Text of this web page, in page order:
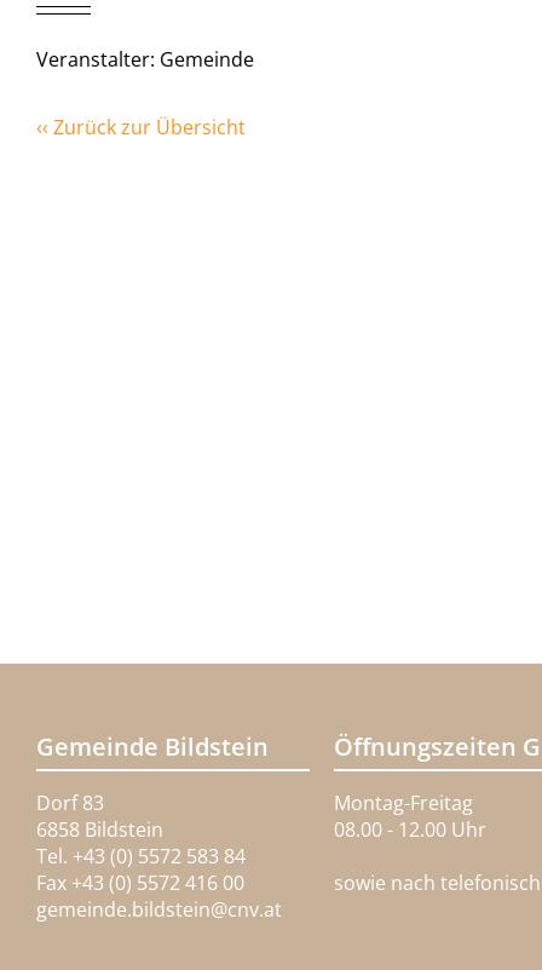
Veranstalter: Gemeinde
‹‹ Zurück zur Übersicht
Gemeinde Bildstein
Dorf 83
6858 Bildstein
Tel. +43 (0) 5572 583 84
Fax +43 (0) 5572 416 00
gemeinde.bildstein@cnv.at
Öffnungszeiten
Montag-Freitag
08.00 - 12.00 Uhr
sowie nach